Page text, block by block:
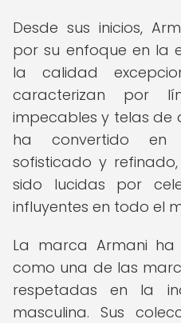
Desde sus inicios,
por su enfoque en la
la calidad
caracterizan por
impecables y telas de
ha convertido en
sofisticado y
sido lucidas por
influyentes en todo el
La marca Armani ha
como una de las
respetadas en la
masculina. Sus